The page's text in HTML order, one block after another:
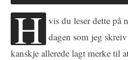
H vis du leser dette på
dagen som jeg
kanskje allerede lagt merke til